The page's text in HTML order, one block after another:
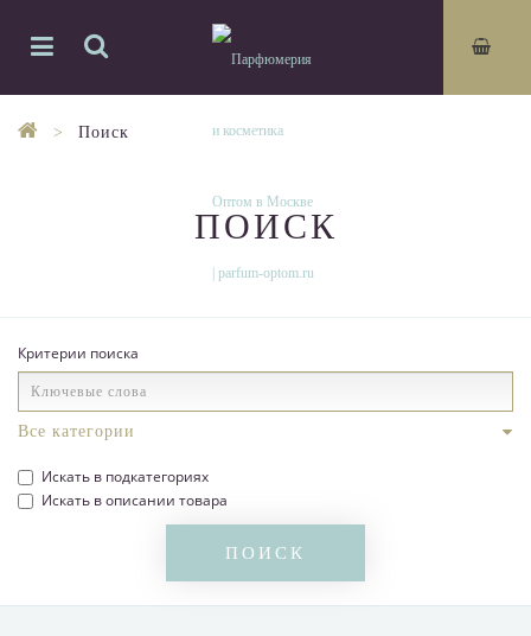
Поиск
ПОИСК
Критерии поиска
Искать в подкатегориях
Искать в описании товара